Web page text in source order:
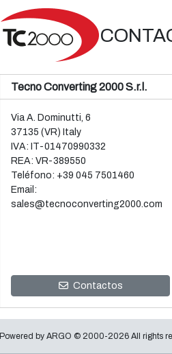
Tecno Converting 2000 S.r.l.
Via A. Dominutti, 6
37135 (VR) Italy
IVA: IT-01470990332
REA: VR-389550
Teléfono: +39 045 7501460
Email:
sales@tecnoconverting2000.com
Contactos
Powered by ARGO © 2000-2026 All rights